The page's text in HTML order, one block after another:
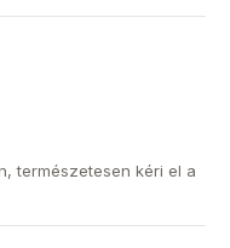
természetesen kéri el a